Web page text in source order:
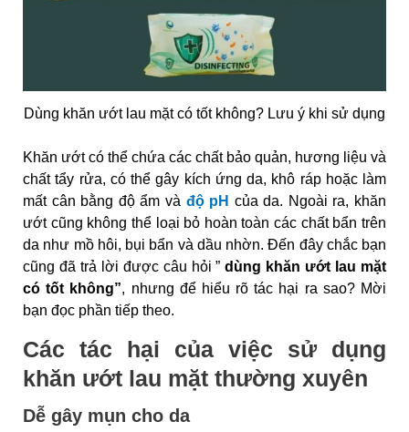
Dùng khăn ướt lau mặt có tốt không? Lưu ý khi sử dụng
Khăn ướt có thể chứa các chất bảo quản, hương liệu và
chất tẩy rửa, có thể gây kích ứng da, khô ráp hoặc làm
mất cân bằng độ ẩm và độ pH của da. Ngoài ra, khăn
ướt cũng không thể loại bỏ hoàn toàn các chất bẩn trên
da như mồ hôi, bụi bẩn và dầu nhờn. Đến đây chắc bạn
cũng đã trả lời được câu hỏi ”dùng khăn ướt lau mặt
có tốt không”, nhưng để hiểu rõ tác hại ra sao? Mời
bạn đọc phần tiếp theo.
Các tác hại của việc sử dụng
khăn ướt lau mặt thường xuyên
Dễ gây mụn cho da